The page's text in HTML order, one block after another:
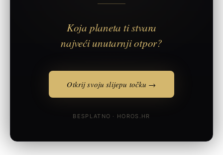
Koja planeta ti stvara
najveći unutarnji otpor?
Otkrij svoju slijepu točku →
BESPLATNO · HOROS.HR